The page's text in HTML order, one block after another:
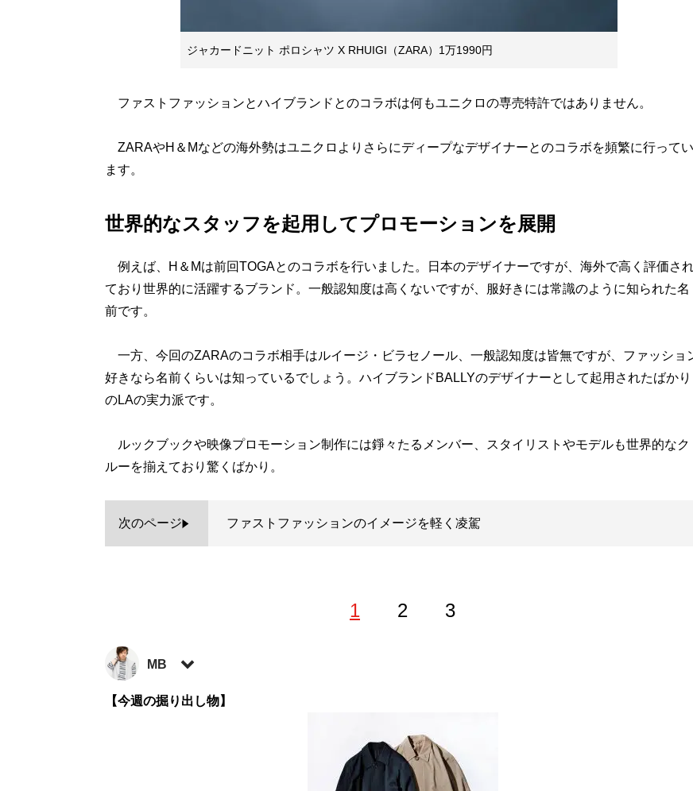
ジャカードニット ポロシャツ X RHUIGI（ZARA）1万1990円
ファストファッションとハイブランドとのコラボは何もユニクロの専売特許ではありません。
ZARAやH＆Mなどの海外勢はユニクロよりさらにディープなデザイナーとのコラボを頻繁に行ってい
ます。
世界的なスタッフを起用してプロモーションを展開
例えば、H＆Mは前回TOGAとのコラボを行いました。日本のデザイナーですが、海外で高く評価さ
ており世界的に活躍するブランド。一般認知度は高くないですが、服好きには常識のように知られた名
前です。
一方、今回のZARAのコラボ相手はルイージ・ビラセノール、一般認知度は皆無ですが、ファッショ
好きなら名前くらいは知っているでしょう。ハイブランドBALLYのデザイナーとして起用されたばかり
のLAの実力派です。
ルックブックや映像プロモーション制作には錚々たるメンバー、スタイリストやモデルも世界的なク
ルーを揃えており驚くばかり。
次のページ ファストファッションのイメージを軽く凌駕
1 2 3
MB
ファッションバイヤー。最新刊『
など関連書籍が累計200万部を突破。ブログ「Knower Mag現役メンズバイヤーが伝えるオシャレになる
」も話題に。年間の被服費は1000万円超！ （Xアカウン
【今週の掘り出し物】